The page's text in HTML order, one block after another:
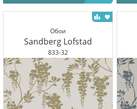
Обои
Sandberg Lofstad
833-32